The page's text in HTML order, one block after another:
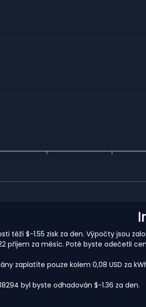
těží $-1.55 zisk za den. Výpočty jsou
příjem za měsíc. Poté byste odečetli
zaplatíte pouze kolem 0,08 USD za
byl byste odhadován $-1.36 za den.